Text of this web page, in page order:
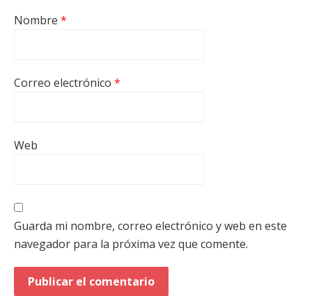
Nombre *
Correo electrónico *
Web
Guarda mi nombre, correo electrónico y web en este
navegador para la próxima vez que comente.